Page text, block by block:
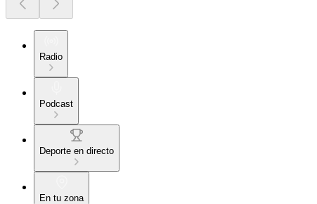
Radio
Podcast
Deporte en directo
En tu zona